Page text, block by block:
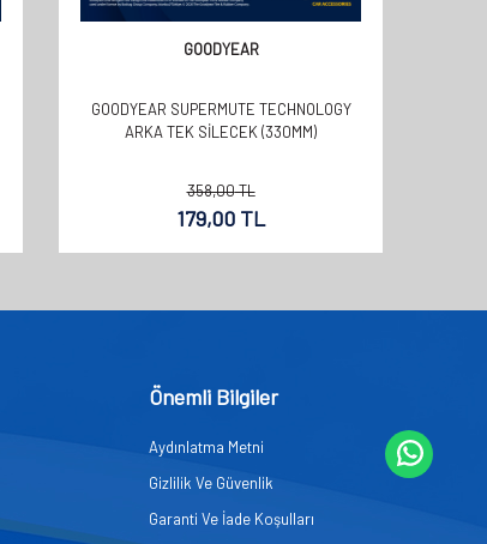
GOODYEAR
GOODYEAR SUPERMUTE TECHNOLOGY
ARKA TEK SİLECEK (330MM)
358,00TL
179,00 TL
Önemli Bilgiler
Aydınlatma Metni
Gizlilik Ve Güvenlik
Garanti Ve İade Koşulları